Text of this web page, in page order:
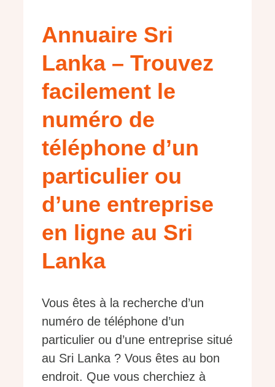
Annuaire Sri
Lanka – Trouvez
facilement le
numéro de
téléphone d’un
particulier ou
d’une entreprise
en ligne au Sri
Lanka
Vous êtes à la recherche d’un
numéro de téléphone d’un
particulier ou d’une entreprise situé
au Sri Lanka ? Vous êtes au bon
endroit. Que vous cherchiez à